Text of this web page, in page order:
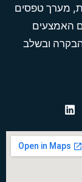
מערך טפסים
האמצעים
ובשלב
i
k
e
d